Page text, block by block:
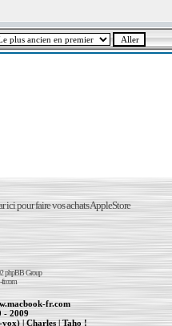
ici pour faire vos achats AppleStore
phpBB Group
fr.com
- 2009
vox)|Charles|Taho !